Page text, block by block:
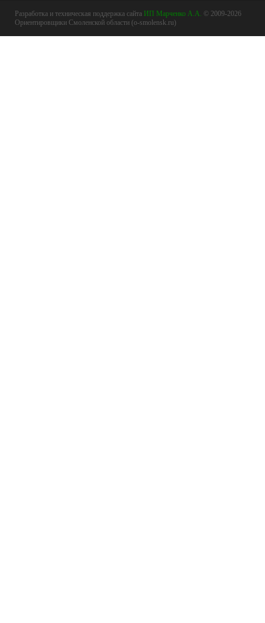
Разработка и техническая поддержка сайта ИП Марченко А.А. © 2009-2026
Ориентировщики Смоленской области (o-smolensk.ru)